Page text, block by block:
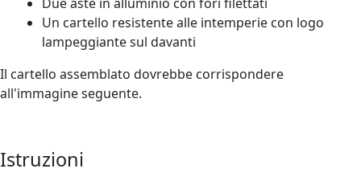
Un cartello resistente alle intemperie con logo
lampeggiante sul davanti
Il cartello assemblato dovrebbe corrispondere
all'immagine seguente.
Istruzioni